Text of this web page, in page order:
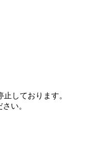
しております。
い。